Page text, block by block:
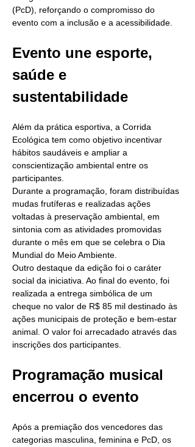
(PcD), reforçando o compromisso do
evento com a inclusão e a acessibilidade.
Evento une esporte,
saúde e
sustentabilidade
Além da prática esportiva, a Corrida
Ecológica tem como objetivo incentivar
hábitos saudáveis e ampliar a
conscientização ambiental entre os
participantes.
Durante a programação, foram distribuídas
mudas frutíferas e realizadas ações
voltadas à preservação ambiental, em
sintonia com as atividades promovidas
durante o mês em que se celebra o Dia
Mundial do Meio Ambiente.
Outro destaque da edição foi o caráter
social da iniciativa. Ao final do evento, foi
realizada a entrega simbólica de um
cheque no valor de R$ 85 mil destinado às
ações municipais de proteção e bem-estar
animal. O valor foi arrecadado através das
inscrições dos participantes.
Programação musical
encerrou o evento
Após a premiação dos vencedores das
categorias masculina, feminina e PcD, os